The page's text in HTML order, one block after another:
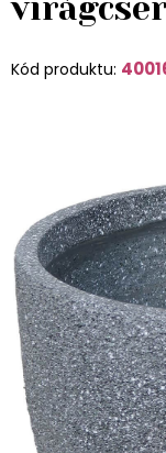
Kód produktu: